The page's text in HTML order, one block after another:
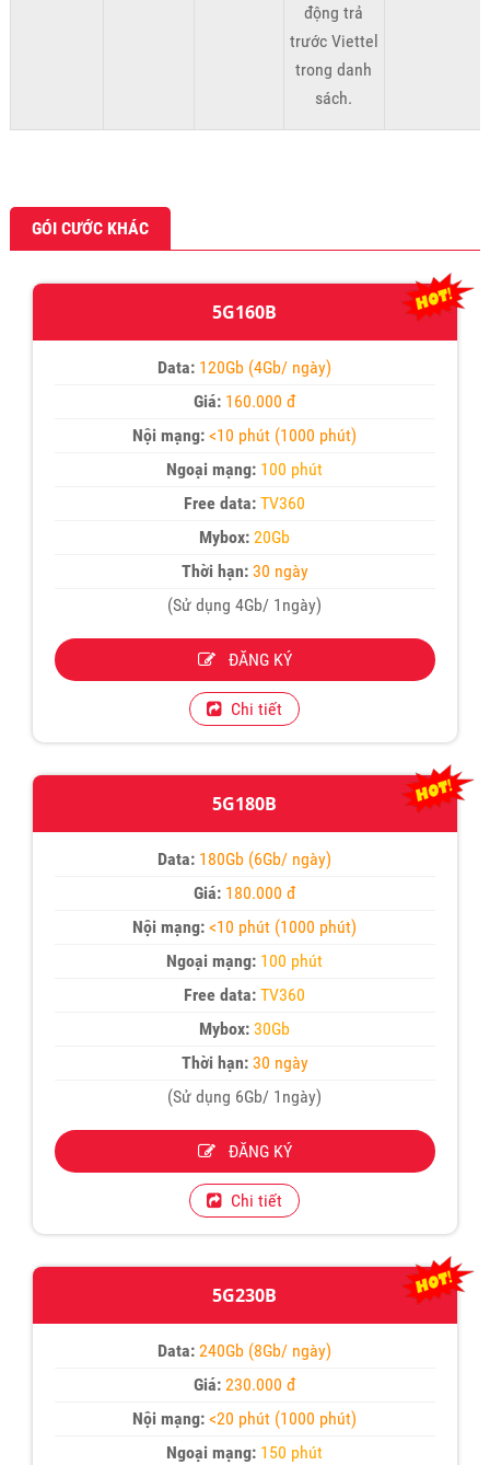
động trả
trước Viettel
trong danh
sách.
GÓI CƯỚC KHÁC
5G160B
Data: 120Gb (4Gb/ ngày)
Giá: 160.000 đ
Nội mạng: <10 phút (1000 phút)
Ngoại mạng: 100 phút
Free data: TV360
Mybox: 20Gb
Thời hạn:30 ngày
(Sử dụng 4Gb/ 1ngày)
ĐĂNG KÝ
Chi tiết
5G180B
Data: 180Gb (6Gb/ ngày)
Giá: 180.000 đ
Nội mạng: <10 phút (1000 phút)
Ngoại mạng: 100 phút
Free data: TV360
Mybox: 30Gb
Thời hạn:30 ngày
(Sử dụng 6Gb/ 1ngày)
ĐĂNG KÝ
Chi tiết
5G230B
Data: 240Gb (8Gb/ ngày)
Giá:230.000 đ
Nội mạng: <20 phút (1000 phút)
Ngoại mạng: 150 phút